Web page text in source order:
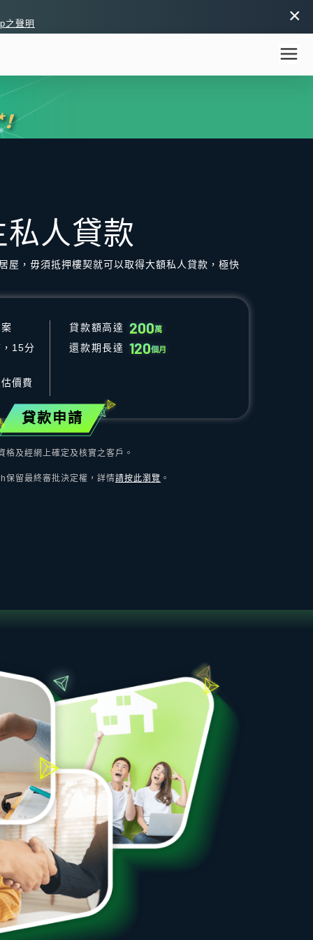
×
之聲明
人貸款
屋，毋須抵押樓契就可以取得大額私人貸款，極快
15分
價費
貸款額高達 200萬
還款期長達 120個月
貸款申請
及經網上確定及核實之客戶。
保留最終審批決定權，詳情請按此瀏覽 。